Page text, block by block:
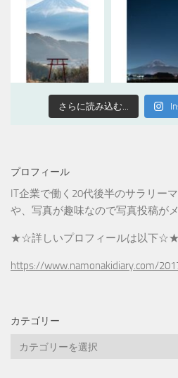
さらに読み込む...
プロフィール
IT企業で働く20代後半のサラリー
や、写真が趣味なので写真投稿が
★☆詳しいプロフィールは以下☆★
https://www.namonakidiary.com/2017/
カテゴリー